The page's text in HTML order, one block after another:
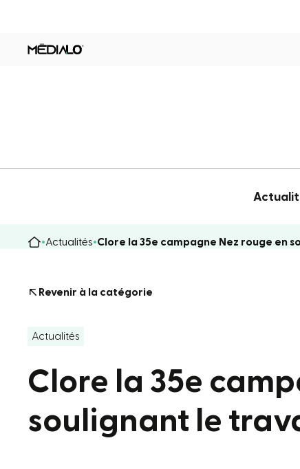
Actualités Clore la 35e campagne Nez rouge en
Revenir à la catégorie
Actualités
Clore la 35e
soulignant le